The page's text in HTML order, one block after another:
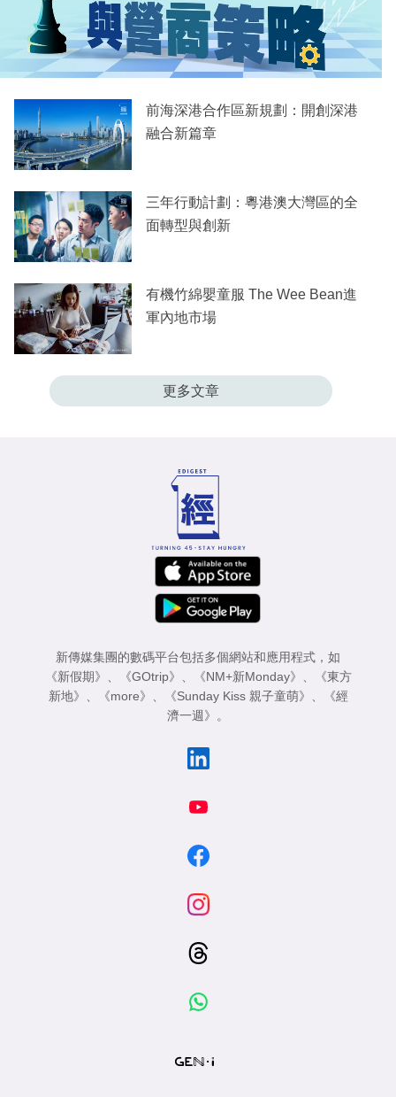
前海深港合作區新規劃：開創深港
融合新篇章
三年行動計劃：粵港澳大灣區的全
面轉型與創新
有機竹綿嬰童服 The Wee Bean進
軍內地市場
更多文章
新傳媒集團的數碼平台包括多個網站和應用程式，如
《新假期》
《GOtrip》 《NM+新Monday》
《東方
新地》
《more》 《Sunday Kiss 親子童萌》
《經
濟一週》
。